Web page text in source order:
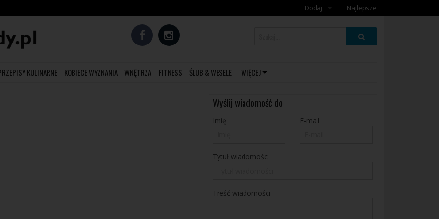
Dodaj
Najlepsze
KULINARNE KOBIECE WYZNANIA WNĘTRZA FITNESS ŚLUB & WESELE WIĘCEJ
Wyślij wiadomość do
Imię E-mail
Tytuł wiadomości
Treść wiadomości